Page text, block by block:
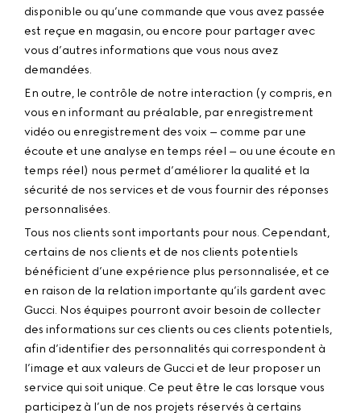
disponible ou qu’une commande que vous avez passée
est reçue en magasin, ou encore pour partager avec
vous d’autres informations que vous nous avez
demandées.
En outre, le contrôle de notre interaction (y compris, en
vous en informant au préalable, par enregistrement
vidéo ou enregistrement des voix – comme par une
écoute et une analyse en temps réel – ou une écoute en
temps réel) nous permet d’améliorer la qualité et la
sécurité de nos services et de vous fournir des réponses
personnalisées.
Tous nos clients sont importants pour nous. Cependant,
certains de nos clients et de nos clients potentiels
bénéficient d’une expérience plus personnalisée, et ce
en raison de la relation importante qu’ils gardent avec
Gucci. Nos équipes pourront avoir besoin de collecter
des informations sur ces clients ou ces clients potentiels,
afin d’identifier des personnalités qui correspondent à
l’image et aux valeurs de Gucci et de leur proposer un
service qui soit unique. Ce peut être le cas lorsque vous
participez à l’un de nos projets réservés à certains